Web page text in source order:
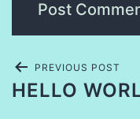
PREVIOUS POST
HELLO